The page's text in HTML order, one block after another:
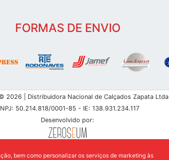
FORMAS DE ENVIO
2026 | Distribuidora Nacional de Calçados Zapata Ltda
50.214.818/0001-85 - IE: 138.931.234.117
Desenvolvido por:
bem como personalizar os serviços de marketing às